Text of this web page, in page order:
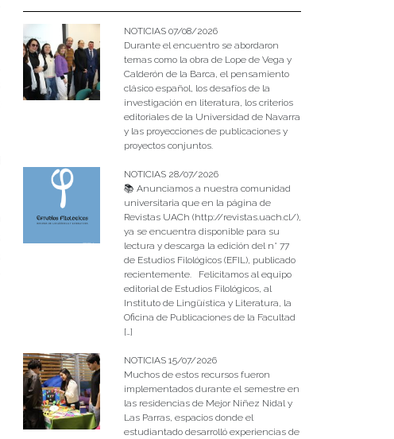
NOTICIAS 07/08/2026
Durante el encuentro se abordaron
temas como la obra de Lope de Vega y
Calderón de la Barca, el pensamiento
clásico español, los desafíos de la
investigación en literatura, los criterios
editoriales de la Universidad de Navarra
y las proyecciones de publicaciones y
proyectos conjuntos.
NOTICIAS 28/07/2026
📚 Anunciamos a nuestra comunidad
universitaria que en la página de
Revistas UACh (http://revistas.uach.cl/),
ya se encuentra disponible para su
lectura y descarga la edición del n° 77
de Estudios Filológicos (EFIL), publicado
recientemente. Felicitamos al equipo
editorial de Estudios Filológicos, al
Instituto de Lingüística y Literatura, la
Oficina de Publicaciones de la Facultad
[…]
NOTICIAS 15/07/2026
Muchos de estos recursos fueron
implementados durante el semestre en
las residencias de Mejor Niñez Nidal y
Las Parras, espacios donde el
estudiantado desarrolló experiencias de